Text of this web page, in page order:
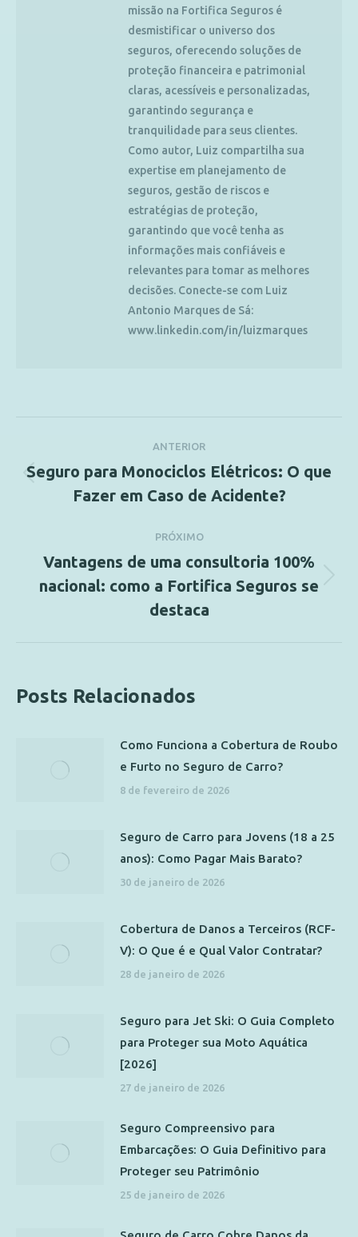
missão na Fortifica Seguros é
desmistificar o universo dos
seguros, oferecendo soluções de
proteção financeira e patrimonial
claras, acessíveis e personalizadas,
garantindo segurança e
tranquilidade para seus clientes.
Como autor, Luiz compartilha sua
expertise em planejamento de
seguros, gestão de riscos e
estratégias de proteção,
garantindo que você tenha as
informações mais confiáveis e
relevantes para tomar as melhores
decisões. Conecte-se com Luiz
Antonio Marques de Sá:
www.linkedin.com/in/luizmarques
ANTERIOR
Seguro para Monociclos Elétricos: O que
Fazer em Caso de Acidente?
PRÓXIMO
Vantagens de uma consultoria 100%
nacional: como a Fortifica Seguros se
destaca
Posts Relacionados
Como Funciona a Cobertura de Roubo
e Furto no Seguro de Carro?
8 de fevereiro de 2026
Seguro de Carro para Jovens (18 a 25
anos): Como Pagar Mais Barato?
30 de janeiro de 2026
Cobertura de Danos a Terceiros (RCF-
V): O Que é e Qual Valor Contratar?
28 de janeiro de 2026
Seguro para Jet Ski: O Guia Completo
para Proteger sua Moto Aquática
[2026]
27 de janeiro de 2026
Seguro Compreensivo para
Embarcações: O Guia Definitivo para
Proteger seu Patrimônio
25 de janeiro de 2026